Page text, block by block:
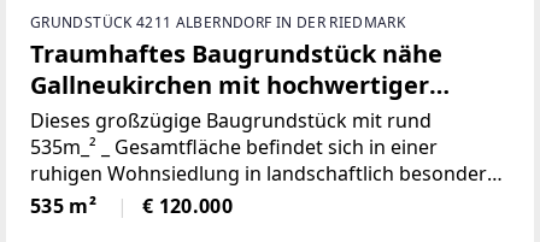
GRUNDSTÜCK 4211 ALBERNDORF IN DER RIEDMARK
Traumhaftes Baugrundstück nähe
Gallneukirchen mit hochwertiger
Garage – Alberndorf in der Riedmark (
GST 2438/5 )
Dieses großzügige Baugrundstück mit rund
535m_² _ Gesamtfläche befindet sich in einer
ruhigen Wohnsiedlung in landschaftlich besonders
attraktiver Umgebung. Die Parzelle bietet eine
ideale Form für die Bebauung und überzeugt durch
535 m² € 120.000